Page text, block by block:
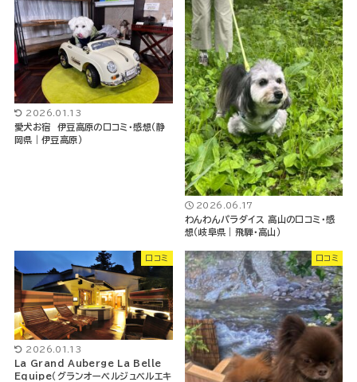
2026.01.13
愛犬お宿 伊豆高原の口コミ・感想（静
岡県｜伊豆高原）
2026.06.17
わんわんパラダイス 高山の口コミ・感
想（岐阜県｜飛騨・高山）
口コミ
2026.01.13
La Grand Auberge La Belle
Equipe（グランオーベルジュベルエキ
口コミ